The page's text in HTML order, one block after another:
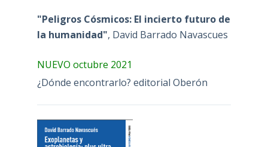
"Peligros Cósmicos: El incierto futuro de
la humanidad", David Barrado Navascues
NUEVO octubre 2021
¿Dónde encontrarlo? editorial Oberón